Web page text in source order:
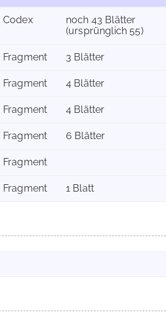
Codex
noch 43 Blätter
(ursprünglich 55)
Fragment 3 Blätter
Fragment 4 Blätter
Fragment 4 Blätter
Fragment 6 Blätter
Fragment
Fragment 1 Blatt